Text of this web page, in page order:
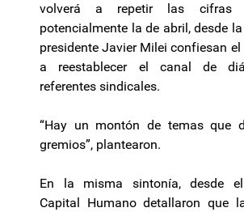
volverá a repetir las
potencialmente la de abril, desde
presidente Javier Milei confiesan el
a reestablecer el canal de
referentes sindicales.
“Hay un montón de temas que
gremios”, plantearon.
En la misma sintonía, desde
Capital Humano detallaron que